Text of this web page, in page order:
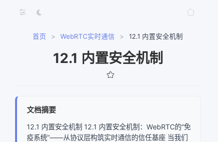
首页 > WebRTC实时通信 > 12.1 内置安全机制
12.1 内置安全机制
文档摘要
12.1 内置安全机制 12.1 内置安全机制：WebRTC的“免
疫系统”——从协议层构筑实时通信的信任基座 当我们